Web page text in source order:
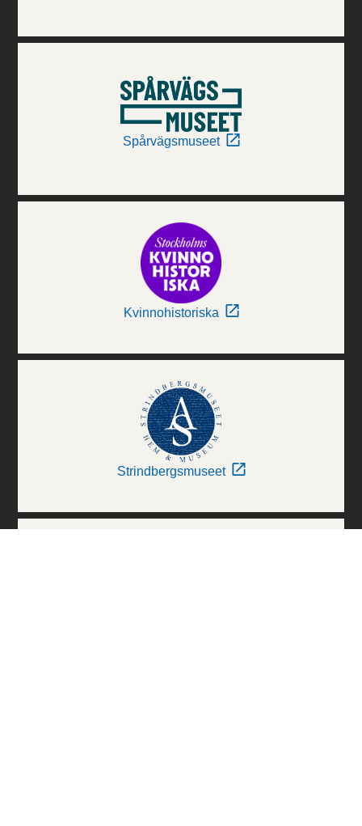
Spårvägsmuseet
Kvinnohistoriska
Strindbergsmuseet